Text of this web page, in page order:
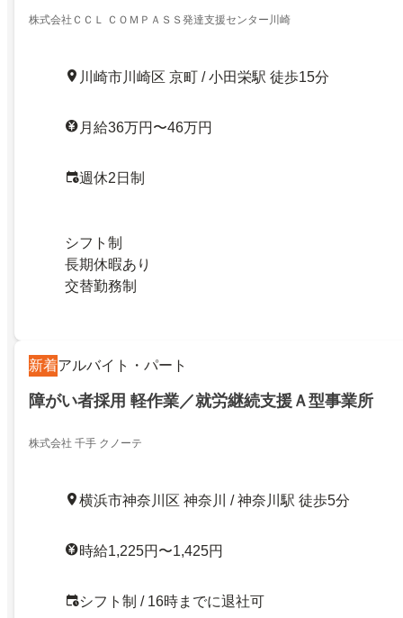
株式会社ＣＣＬ ＣＯＭＰＡＳＳ発達支援センター川崎
川崎市川崎区 京町 / 小田栄駅 徒歩15分
月給36万円〜46万円
週休2日制
シフト制
長期休暇あり
交替勤務制
新着アルバイト・パート
障がい者採用 軽作業／就労継続支援Ａ型事業所
株式会社 千手 クノーテ
横浜市神奈川区 神奈川 / 神奈川駅 徒歩5分
時給1,225円〜1,425円
シフト制 / 16時までに退社可